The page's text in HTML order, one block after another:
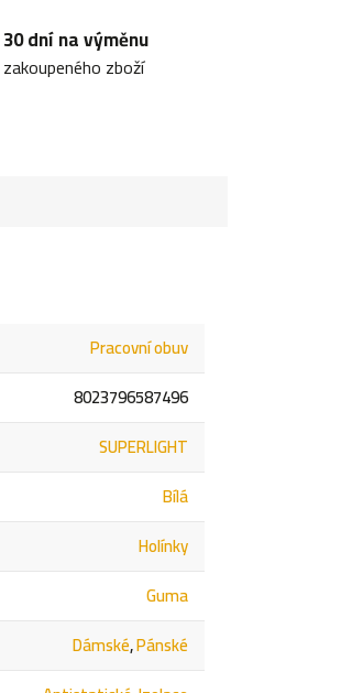
30 dní na výměnu
zakoupeného zboží
Pracovní obuv
8023796587496
SUPERLIGHT
Bílá
Holínky
Guma
Dámské,Pánské